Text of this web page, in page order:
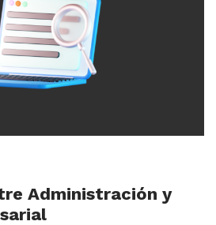
Administración y